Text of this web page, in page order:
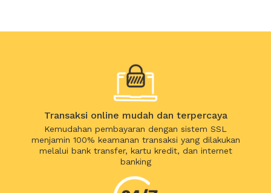
Transaksi online mudah dan terpercaya
Kemudahan pembayaran dengan sistem SSL
menjamin 100% keamanan transaksi yang dilakukan
melalui bank transfer, kartu kredit, dan internet
banking